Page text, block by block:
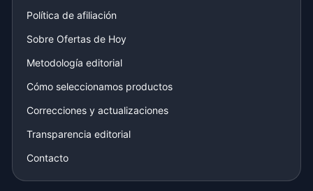
Política de afiliación
Sobre Ofertas de Hoy
Metodología editorial
Cómo seleccionamos productos
Correcciones y actualizaciones
Transparencia editorial
Contacto